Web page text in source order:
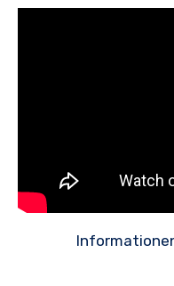
ruhigen, um nicht zu